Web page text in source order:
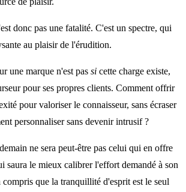
donc pas une fatalité. C'est un spectre, qui
au plaisir de l'érudition.
une marque n'est pas si cette charge existe,
pour ses propres clients. Comment offrir
pour valoriser le connaisseur, sans écraser
personnaliser sans devenir intrusif ?
ne sera peut-être pas celui qui en offre
saura le mieux calibrer l'effort demandé à son
que la tranquillité d'esprit est le seul